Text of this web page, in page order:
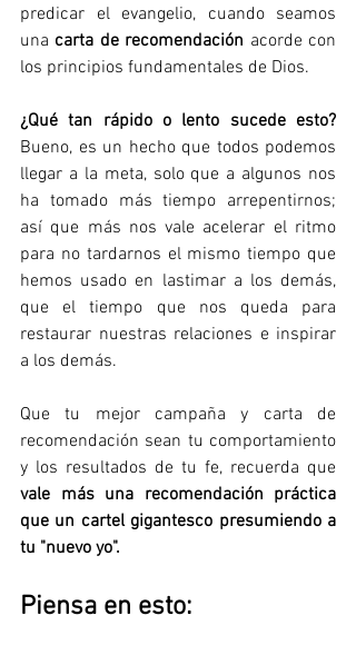
predicar el evangelio, cuando seamos
una carta de recomendación acorde con
los principios fundamentales de Dios.
Bueno, es un hecho que todos podemos
llegar a la meta, solo que a algunos nos
ha tomado más tiempo arrepentirnos;
así que más nos vale acelerar el ritmo
para no tardarnos el mismo tiempo que
hemos usado en lastimar a los demás,
que el tiempo que nos queda para
restaurar nuestras relaciones e inspirar
a los demás.
Que tu mejor campaña y carta de
recomendación sean tu comportamiento
vale más una recomendación práctica
que un cartel gigantesco presumiendo a
tu "nuevo yo".
Piensa en esto: